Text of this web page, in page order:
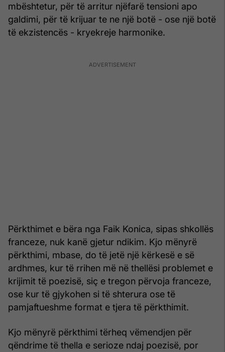
mbështetur, për të arritur njëfarë tensioni apo
galdimi, për të krijuar te ne një botë - ose një botë
të ekzistencës - kryekreje harmonike.
Përkthimet e bëra nga Faik Konica, sipas shkollës
franceze, nuk kanë gjetur ndikim. Kjo mënyrë
përkthimi, mbase, do të jetë një kërkesë e së
ardhmes, kur të rrihen më në thellësi problemet e
krijimit të poezisë, siç e tregon përvoja franceze,
ose kur të gjykohen si të shterura ose të
pamjaftueshme format e tjera të përkthimit.
Kjo mënyrë përkthimi tërheq vëmendjen për
qëndrime të thella e serioze ndaj poezisë, por